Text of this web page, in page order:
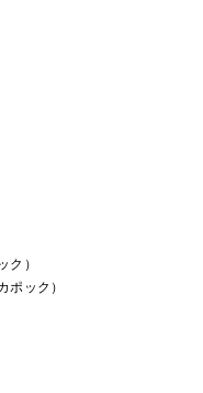
ク）
ポック）